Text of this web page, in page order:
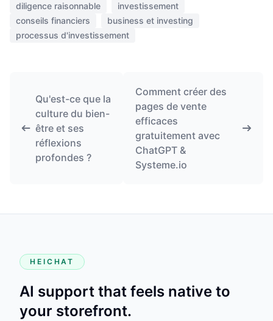
diligence raisonnable
investissement
conseils financiers
business et investing
processus d'investissement
Qu'est-ce que la
culture du bien-
être et ses
réflexions
profondes ?
Comment créer des
pages de vente
efficaces
gratuitement avec
ChatGPT &
Systeme.io
HEICHAT
AI support that feels native to
your storefront.